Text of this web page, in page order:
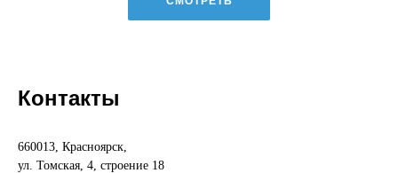
Контакты
660013, Красноярск,
ул. Томская, 4, строение 18